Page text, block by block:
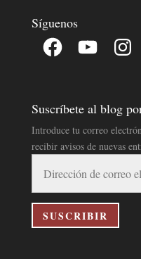
Síguenos
Facebook YouTube
Suscríbete al blog
Introduce tu correo
recibir avisos de nuevas
correo
electrónico
SUSCRIBIR